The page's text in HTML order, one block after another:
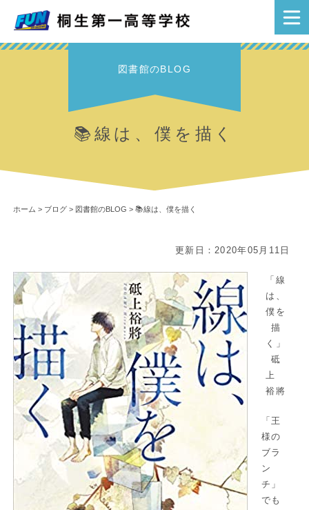
図書館のBLOG
📚線は、僕を描く
ホーム > ブログ> 図書館のBLOG > 📚線は、僕を描く
更新日：2020年05月11日
「線
は、
僕を
描
く」
砥
上
裕將
「王
様の
ブラ
ン
チ」
でも